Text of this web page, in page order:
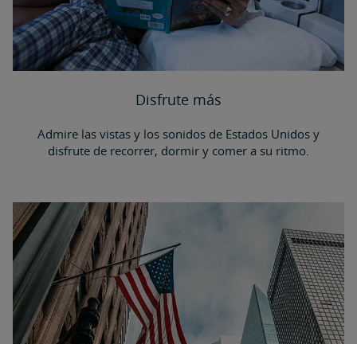
Disfrute más
Admire las vistas y los sonidos de Estados Unidos y
disfrute de recorrer, dormir y comer a su ritmo.